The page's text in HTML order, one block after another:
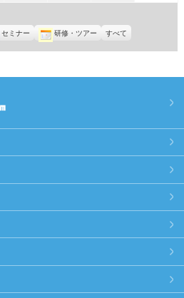
7
月
29
7
月
30
7
月
31
日
セミナー 研修・ツアー すべて